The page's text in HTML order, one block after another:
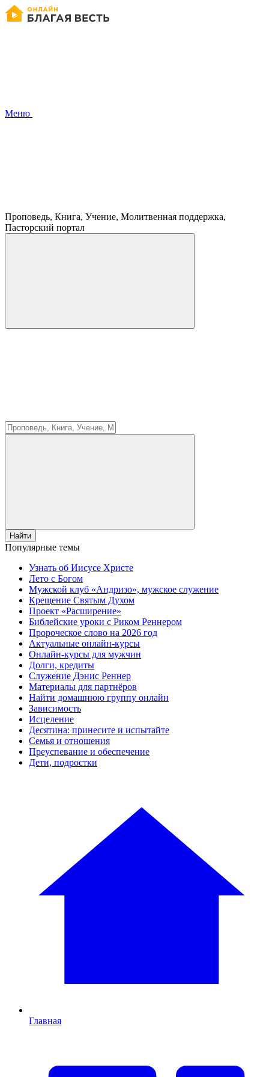
Меню
Проповедь, Книга, Учение, Молитвенная поддержка,
Пасторский портал
Найти
Популярные темы
Узнать об Иисусе Христе
Лето с Богом
Мужской клуб «Андризо», мужское служение
Крещение Святым Духом
Проект «Расширение»
Библейские уроки с Риком Реннером
Пророческое слово на 2026 год
Актуальные онлайн-курсы
Онлайн-курсы для мужчин
Долги, кредиты
Служение Дэнис Реннер
Материалы для партнёров
Найти домашнюю группу онлайн
Зависимость
Исцеление
Десятина: принесите и испытайте
Семья и отношения
Преуспевание и обеспечение
Дети, подростки
Главная